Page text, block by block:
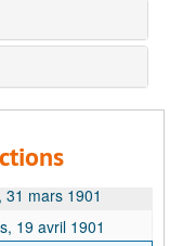
1901 janvier
1901 - 31 mars 1901
31 mars 1901
19 avril 1901